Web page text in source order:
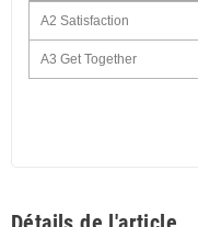
A2 Satisfaction
A3 Get Together
A7 True Love (Feat The